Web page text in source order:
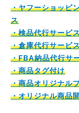
・ヤフーショッピ
ス
・検品代行サービ
・倉庫代行サービ
・FBA納品代行サ
・商品タグ付け
・商品オリジナル
・オリジナル商品